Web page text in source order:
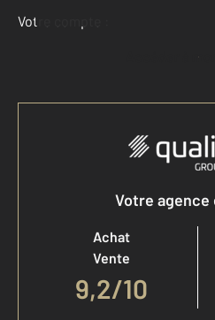
Votre compte :
Accéder à
Votre agence
Achat
Vente
9,2/10